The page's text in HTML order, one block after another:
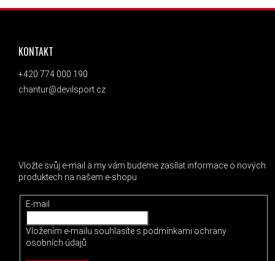
ZÁPATÍ
KONTAKT
+420 774 000 190
chantur@devilsport.cz
Vložte svůj e-mail a my vám budeme zasílat informace o nových
produktech na našem e-shopu.
E-mail
Vložením e-mailu souhlasíte s podmínkami ochrany
osobních údajů